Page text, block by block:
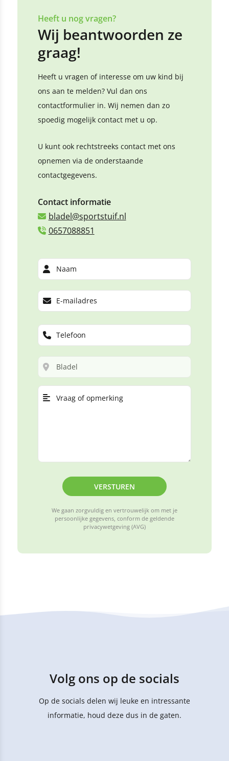
Heeft u nog vragen?
Wij beantwoorden ze
graag!
Heeft u vragen of interesse om uw kind bij
ons aan te melden? Vul dan ons
contactformulier in. Wij nemen dan zo
spoedig mogelijk contact met u op.
U kunt ook rechtstreeks contact met ons
opnemen via de onderstaande
contactgegevens.
Contact informatie
bladel@sportstuif.nl
0657088851
VERSTUREN
We gaan zorgvuldig en vertrouwelijk om met je
persoonlijke gegevens, conform de geldende
privacywetgeving (AVG)
Volg ons op de socials
Op de socials delen wij leuke en intressante
informatie, houd deze dus in de gaten.